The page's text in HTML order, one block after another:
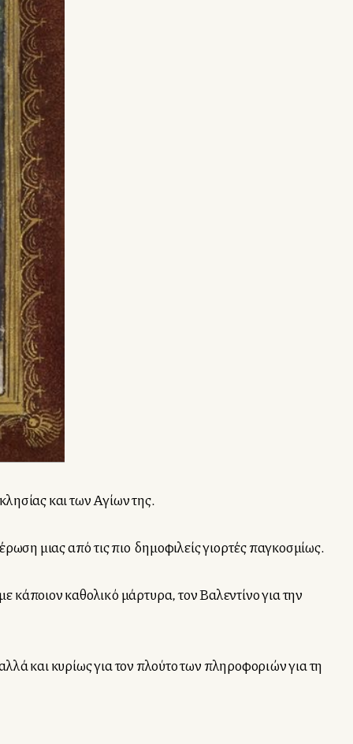
και των Αγίων της.
μιας από τις πιο δημοφιλείς γιορτές παγκοσμίως.
καθολικό μάρτυρα, τον Βαλεντίνο για την
και κυρίως για τον πλούτο των πληροφοριών για τη